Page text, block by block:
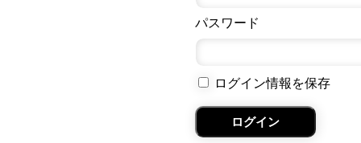
パスワード
ログイン情報を保存